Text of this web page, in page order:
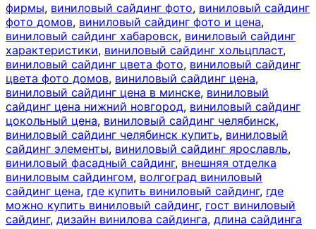
фирмы, виниловый сайдинг фото, виниловый сайдинг
фото домов, виниловый сайдинг фото и цена,
виниловый сайдинг хабаровск, виниловый сайдинг
характеристики, виниловый сайдинг хольцпласт,
виниловый сайдинг цвета фото, виниловый сайдинг
цвета фото домов, виниловый сайдинг цена,
виниловый сайдинг цена в минске, виниловый
сайдинг цена нижний новгород, виниловый сайдинг
цокольный цена, виниловый сайдинг челябинск,
виниловый сайдинг челябинск купить, виниловый
сайдинг элементы, виниловый сайдинг ярославль,
виниловый фасадный сайдинг, внешняя отделка
виниловым сайдингом, волгоград виниловый
сайдинг цена, где купить виниловый сайдинг, где
можно купить виниловый сайдинг, гост виниловый
сайдинг, дизайн винилова сайдинга, длина сайдинга